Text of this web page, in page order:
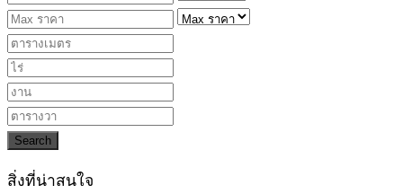
Search
สิ่งที่น่าสนใจ